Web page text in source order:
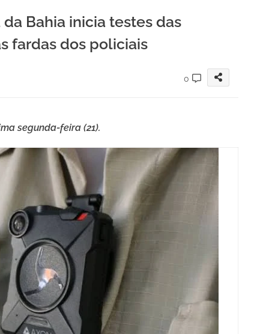
Bahia inicia testes das
fardas dos policiais
0
segunda-feira (21).